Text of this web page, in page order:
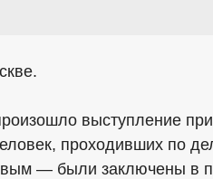
выступление
проходивших по
— были заключены в